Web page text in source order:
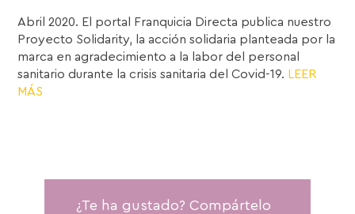
Abril 2020. El portal Franquicia Directa publica nuestro
Proyecto Solidarity, la acción solidaria planteada por la
marca en agradecimiento a la labor del personal
sanitario durante la crisis sanitaria del Covid-19. LEER
MÁS
¿Te ha gustado? Compártelo